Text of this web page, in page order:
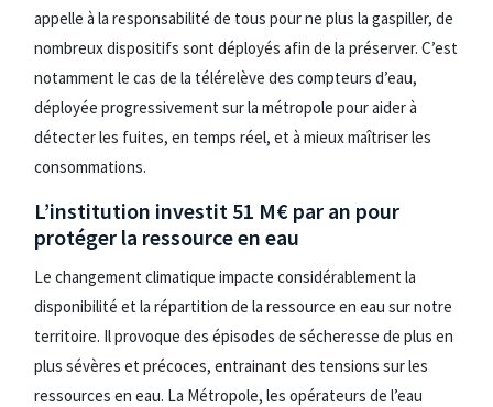
appelle à la responsabilité de tous pour ne plus la gaspiller, de
nombreux dispositifs sont déployés afin de la préserver. C’est
notamment le cas de la télérelève des compteurs d’eau,
déployée progressivement sur la métropole pour aider à
détecter les fuites, en temps réel, et à mieux maîtriser les
consommations.
L’institution investit 51 M€ par an pour
protéger la ressource en eau
Le changement climatique impacte considérablement la
disponibilité et la répartition de la ressource en eau sur notre
territoire. Il provoque des épisodes de sécheresse de plus en
plus sévères et précoces, entrainant des tensions sur les
ressources en eau. La Métropole, les opérateurs de l’eau